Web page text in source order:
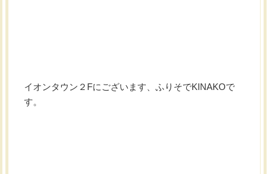
イオンタウン２Fにございます、ふりそでKINAKOで
す。